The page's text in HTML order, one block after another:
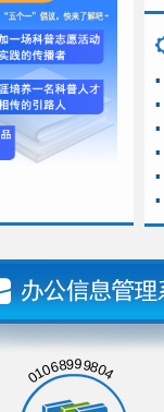
▪
▪
▪
▪
▪
▪
01068999804